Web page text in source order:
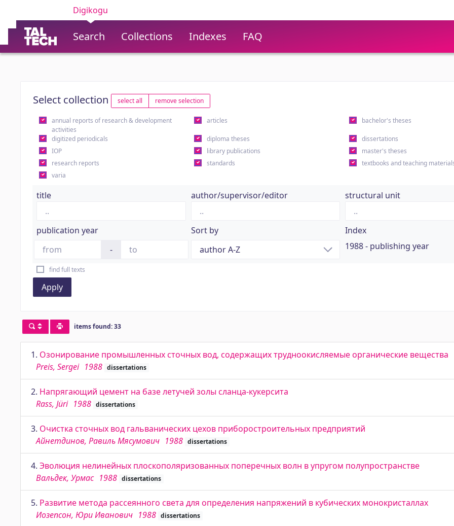
Digikogu
Search Collections Indexes FAQ
Select collection select all remove selection
annual reports of research & development
activities
articles bachelor's theses
digitized periodicals diploma theses dissertations
IOP
library publications master's theses
research reports
standards textbooks and teaching
varia
title author/supervisor/editor structural unit
publication year
-
Sort by
Index
1988 - publishing year
find full texts
Apply
items found: 33
1. Озонирование промышленных сточных вод, содержащих трудноокисляемые органические вещества
Preis, Sergei 1988 dissertations
2. Напрягающий цемент на базе летучей золы сланца-кукерсита
Rass, Jüri 1988 dissertations
3. Очистка сточных вод гальванических цехов приборостроительных предприятий
Айнетдинов, Равиль Мясумович 1988 dissertations
4. Эволюция нелинейных плоскополяризованных поперечных волн в упругом полупространстве
Вальдек, Урмас 1988 dissertations
5. Развитие метода рассеянного света для определения напряжений в кубических монокристаллах
Иозепсон, Юри Иванович 1988 dissertations